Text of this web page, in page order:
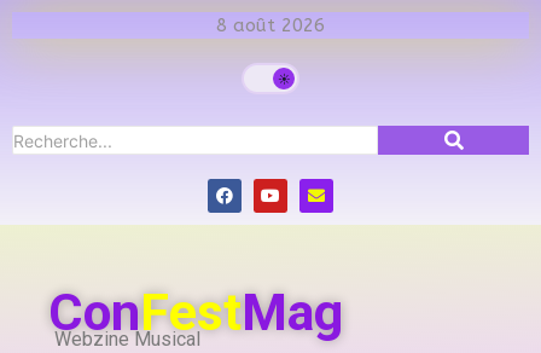
8 août 2026
ConFestMag
Webzine Musical